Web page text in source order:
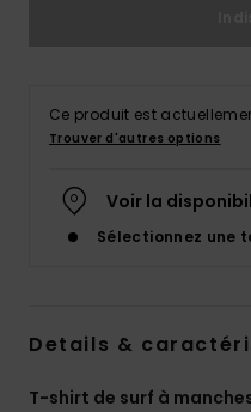
Ce produit est
Trouver d'autres options
Voir la
Sélectionnez une
Details &
T-shirt de surf à